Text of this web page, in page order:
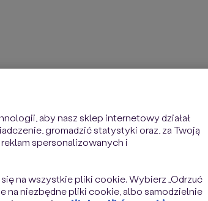
aby nasz sklep internetowy działał
gromadzić statystyki oraz, za Twoją
spersonalizowanych i
na wszystkie pliki cookie. Wybierz „Odrzuć
na niezbędne pliki cookie, albo samodzielnie